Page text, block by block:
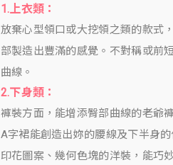
1.上衣類：
放棄心型領口或大挖領之類的款式
部製造出豐滿的感覺。不對稱或前
曲線。
2.下身類：
褲裝方面，能增添臀部曲線的老爺
A字裙能創造出妳的腰線及下半身
印花圖案、幾何色塊的洋裝，能巧